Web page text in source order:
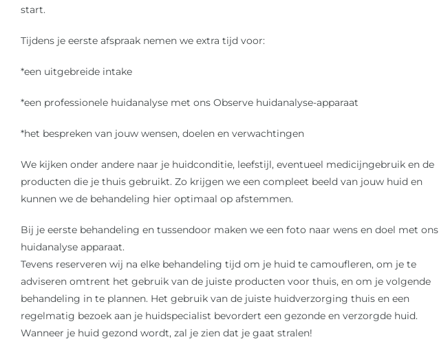
start.
Tijdens je eerste afspraak nemen we extra tijd voor:
*een uitgebreide intake
*een professionele huidanalyse met ons Observe huidanalyse-apparaat
*het bespreken van jouw wensen, doelen en verwachtingen
We kijken onder andere naar je huidconditie, leefstijl, eventueel medicijngebruik en de
producten die je thuis gebruikt. Zo krijgen we een compleet beeld van jouw huid en
kunnen we de behandeling hier optimaal op afstemmen.
Bij je eerste behandeling en tussendoor maken we een foto naar wens en doel met ons
huidanalyse apparaat.
Tevens reserveren wij na elke behandeling tijd om je huid te camoufleren, om je te
adviseren omtrent het gebruik van de juiste producten voor thuis, en om je volgende
behandeling in te plannen. Het gebruik van de juiste huidverzorging thuis en een
regelmatig bezoek aan je huidspecialist bevordert een gezonde en verzorgde huid.
Wanneer je huid gezond wordt, zal je zien dat je gaat stralen!